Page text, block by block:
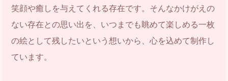
笑顔や癒しを与えてくれる存在です。そんなかけがえの
ない存在との思い出を、いつまでも眺めて楽しめる一枚
の絵として残したいという想いから、心を込めて制作し
ています。